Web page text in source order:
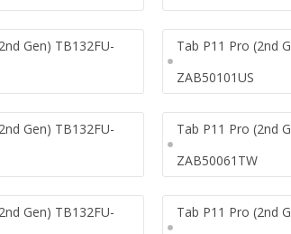
Gen) TB132FU-
Tab P11 Pro (2nd
ZAB50101US
Gen) TB132FU-
Tab P11 Pro (2nd
ZAB50061TW
Gen) TB132FU-
Tab P11 Pro (2nd